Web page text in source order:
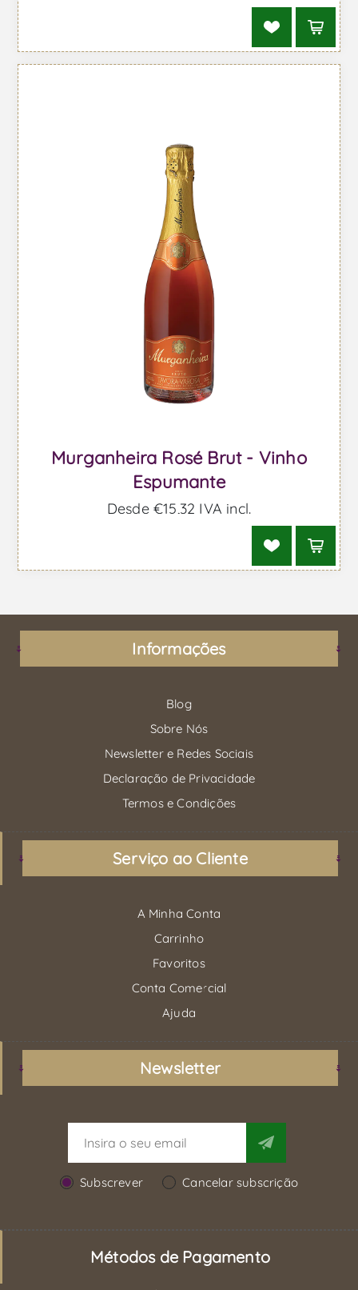
Murganheira Rosé Brut - Vinho
Espumante
Desde €15,32 IVA incl.
Informações
Blog
Sobre Nós
Newsletter e Redes Sociais
Declaração de Privacidade
Termos e Condições
Serviço ao Cliente
A Minha Conta
Carrinho
Favoritos
Conta Comercial
Ajuda
Newsletter
Subscrever Cancelar subscrição
Métodos de Pagamento